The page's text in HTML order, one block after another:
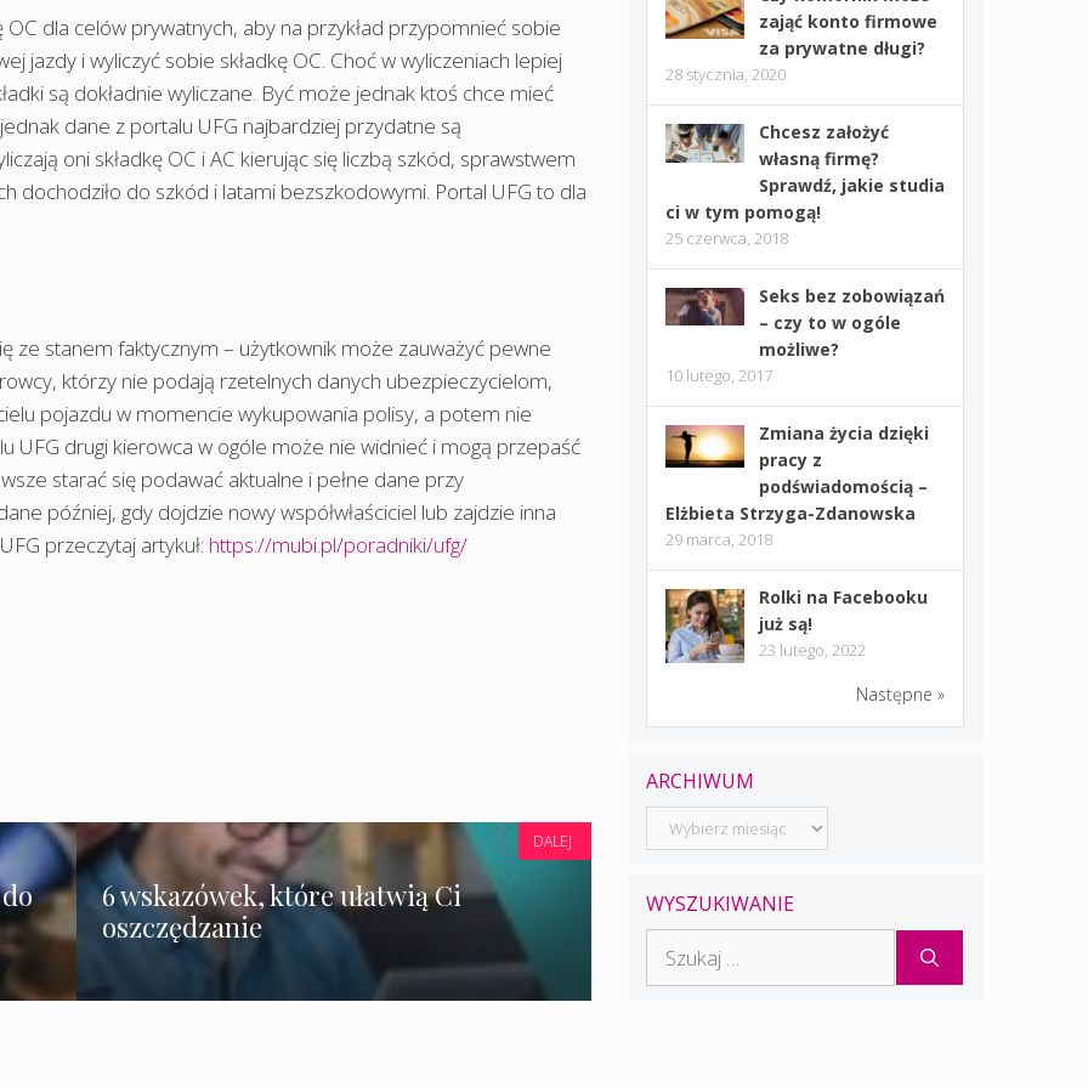
dla celów prywatnych, aby na przykład przypomnieć sobie
jazdy i wyliczyć sobie składkę OC. Choć w wyliczeniach lepiej
są dokładnie wyliczane. Być może jednak ktoś chce mieć
dane z portalu UFG najbardziej przydatne są
oni składkę OC i AC kierując się liczbą szkód, sprawstwem
dochodziło do szkód i latami bezszkodowymi. Portal UFG to dla
ze stanem faktycznym – użytkownik może zauważyć pewne
którzy nie podają rzetelnych danych ubezpieczycielom,
pojazdu w momencie wykupowania polisy, a potem nie
UFG drugi kierowca w ogóle może nie widnieć i mogą przepaść
starać się podawać aktualne i pełne dane przy
później, gdy dojdzie nowy współwłaściciel lub zajdzie inna
przeczytaj artykuł: https://mubi.pl/poradniki/ufg/
6 wskazówek, które ułatwią Ci
oszczędzanie
DALEJ
zająć konto firmowe
za prywatne długi?
28 stycznia, 2020
Chcesz założyć
własną firmę?
Sprawdź, jakie studia
ci w tym pomogą!
25 czerwca, 2018
Seks bez zobowiązań
– czy to w ogóle
możliwe?
10 lutego, 2017
Zmiana życia dzięki
pracy z
podświadomością –
Elżbieta Strzyga-Zdanowska
29 marca, 2018
Rolki na Facebooku
już są!
23 lutego, 2022
Następne »
ARCHIWUM
Archiwum
WYSZUKIWANIE